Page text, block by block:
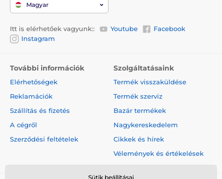
Magyar
Itt is elérhetőek vagyunk:: Youtube
Facebook
Instagram
További információk
Elérhetőségek
Reklamációk
Szállítás és fizetés
A cégről
Szerződési feltételek
Szolgáltatásaink
Termék visszaküldése
Termék szerviz
Bazár termékek
Nagykereskedelem
Cikkek és hírek
Vélemények és értékelések
Sütik beállításai